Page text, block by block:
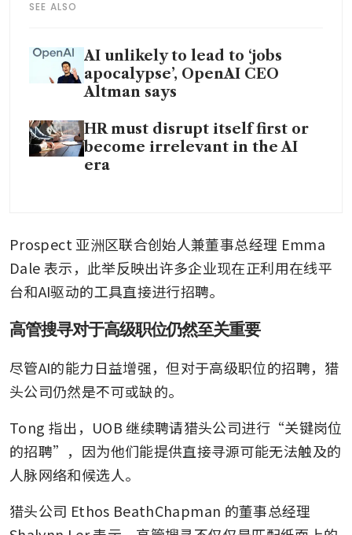
SEE ALSO
AI unlikely to lead to ‘jobs
apocalypse’, OpenAI CEO
Altman says
HR must disrupt itself first or
become irrelevant in the AI
era
Prospect 亚洲区联合创始人兼董事总经理 Emma
Dale 表示，此举反映出许多企业现在正利用在线平
台和AI驱动的工具直接进行招聘。
高管搜寻对于高级职位仍然至关重要
尽管AI的能力日益增强，但对于高级职位的招聘，猎
头公司仍然是不可或缺的。
Tong 指出，UOB 继续聘请猎头公司进行“关键岗位
的招聘”，因为他们能提供直接寻源可能无法触及的
人脉网络和候选人。
猎头公司 Ethos BeathChapman 的董事总经理